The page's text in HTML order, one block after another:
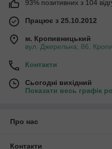
93% позитивних з 104
Працює з 25.10.2012
м. Кропивницький
вул. Джерельна, 86,
Контакти
Сьогодні вихідний
Показати весь графік
Про нас
Контакти